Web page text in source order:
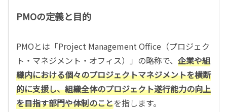
PMOの定義と目的
PMOとは「Project Management Office（プロジェク
ト・マネジメント・オフィス）」の略称で、 企業や組
織内における個々のプロジェクトマネジメントを横断
的に支援し、組織全体のプロジェクト遂行能力の向上
を目指す部門や体制のことを指します。